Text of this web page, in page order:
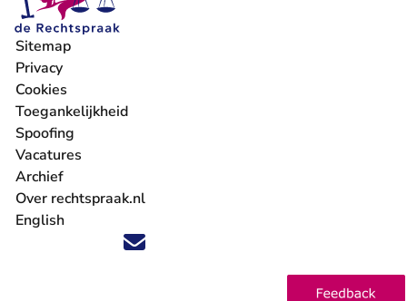
Volg ons op X (Twitter) - U verlaat Rechtspraak.nl
Volg ons op Facebook - U verlaat Rechtspraak.nl
Volg ons op Instagram - U verlaat Rechtspraak.nl
Volg ons op Youtube - U verlaat Rechtspraak.nl
Volg ons op LinkedIn - U verlaat
'Blijf op de hoogte' nieuwsbrief - U verlaat
Sitemap
Privacy
Cookies
Toegankelijkheid
Spoofing
Vacatures
- U verlaat Rechtspraak.nl
Archief
Over rechtspraak.nl
English